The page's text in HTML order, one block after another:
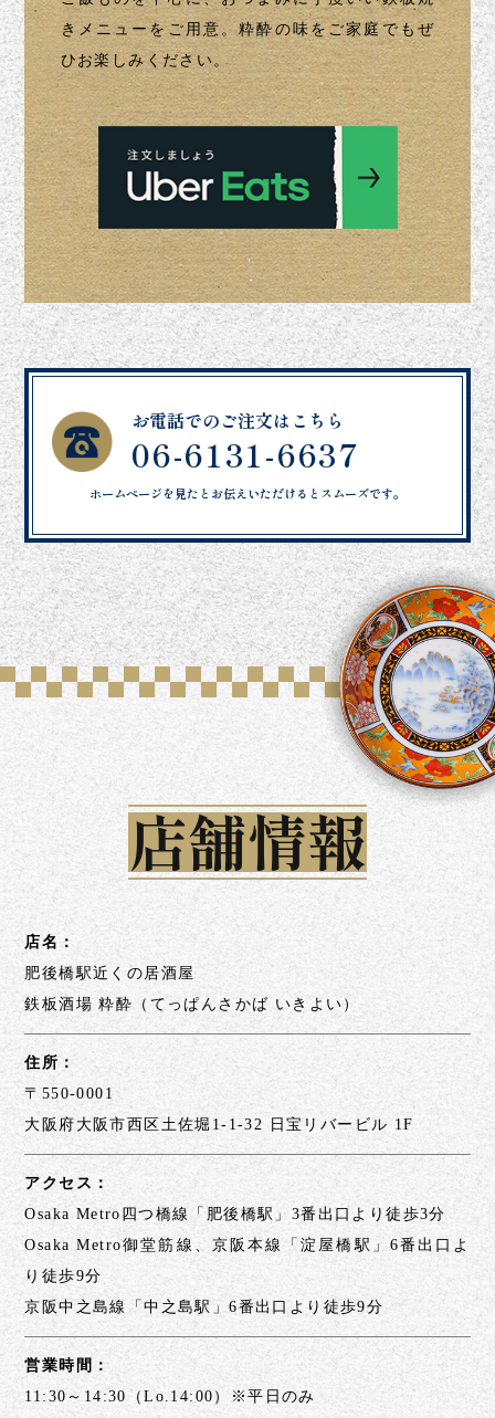
きメニューをご用意。粋酔の味をご家庭でもぜ
ひお楽しみください。
お電話でのご注文はこちら
06-6131-6637
ホームページを見たとお伝えいただけるとスムーズです。
店舗情報
店名：
肥後橋駅近くの居酒屋
鉄板酒場 粋酔（てっぱんさかば いきよい）
住所：
〒550-0001
大阪府大阪市西区土佐堀1-1-32 日宝リバービル 1F
アクセス：
Osaka Metro四つ橋線「肥後橋駅」3番出口より徒歩3分
Osaka Metro御堂筋線、京阪本線「淀屋橋駅」6番出口よ
り徒歩9分
京阪中之島線「中之島駅」6番出口より徒歩9分
営業時間：
11:30～14:30（Lo.14:00）※平日のみ